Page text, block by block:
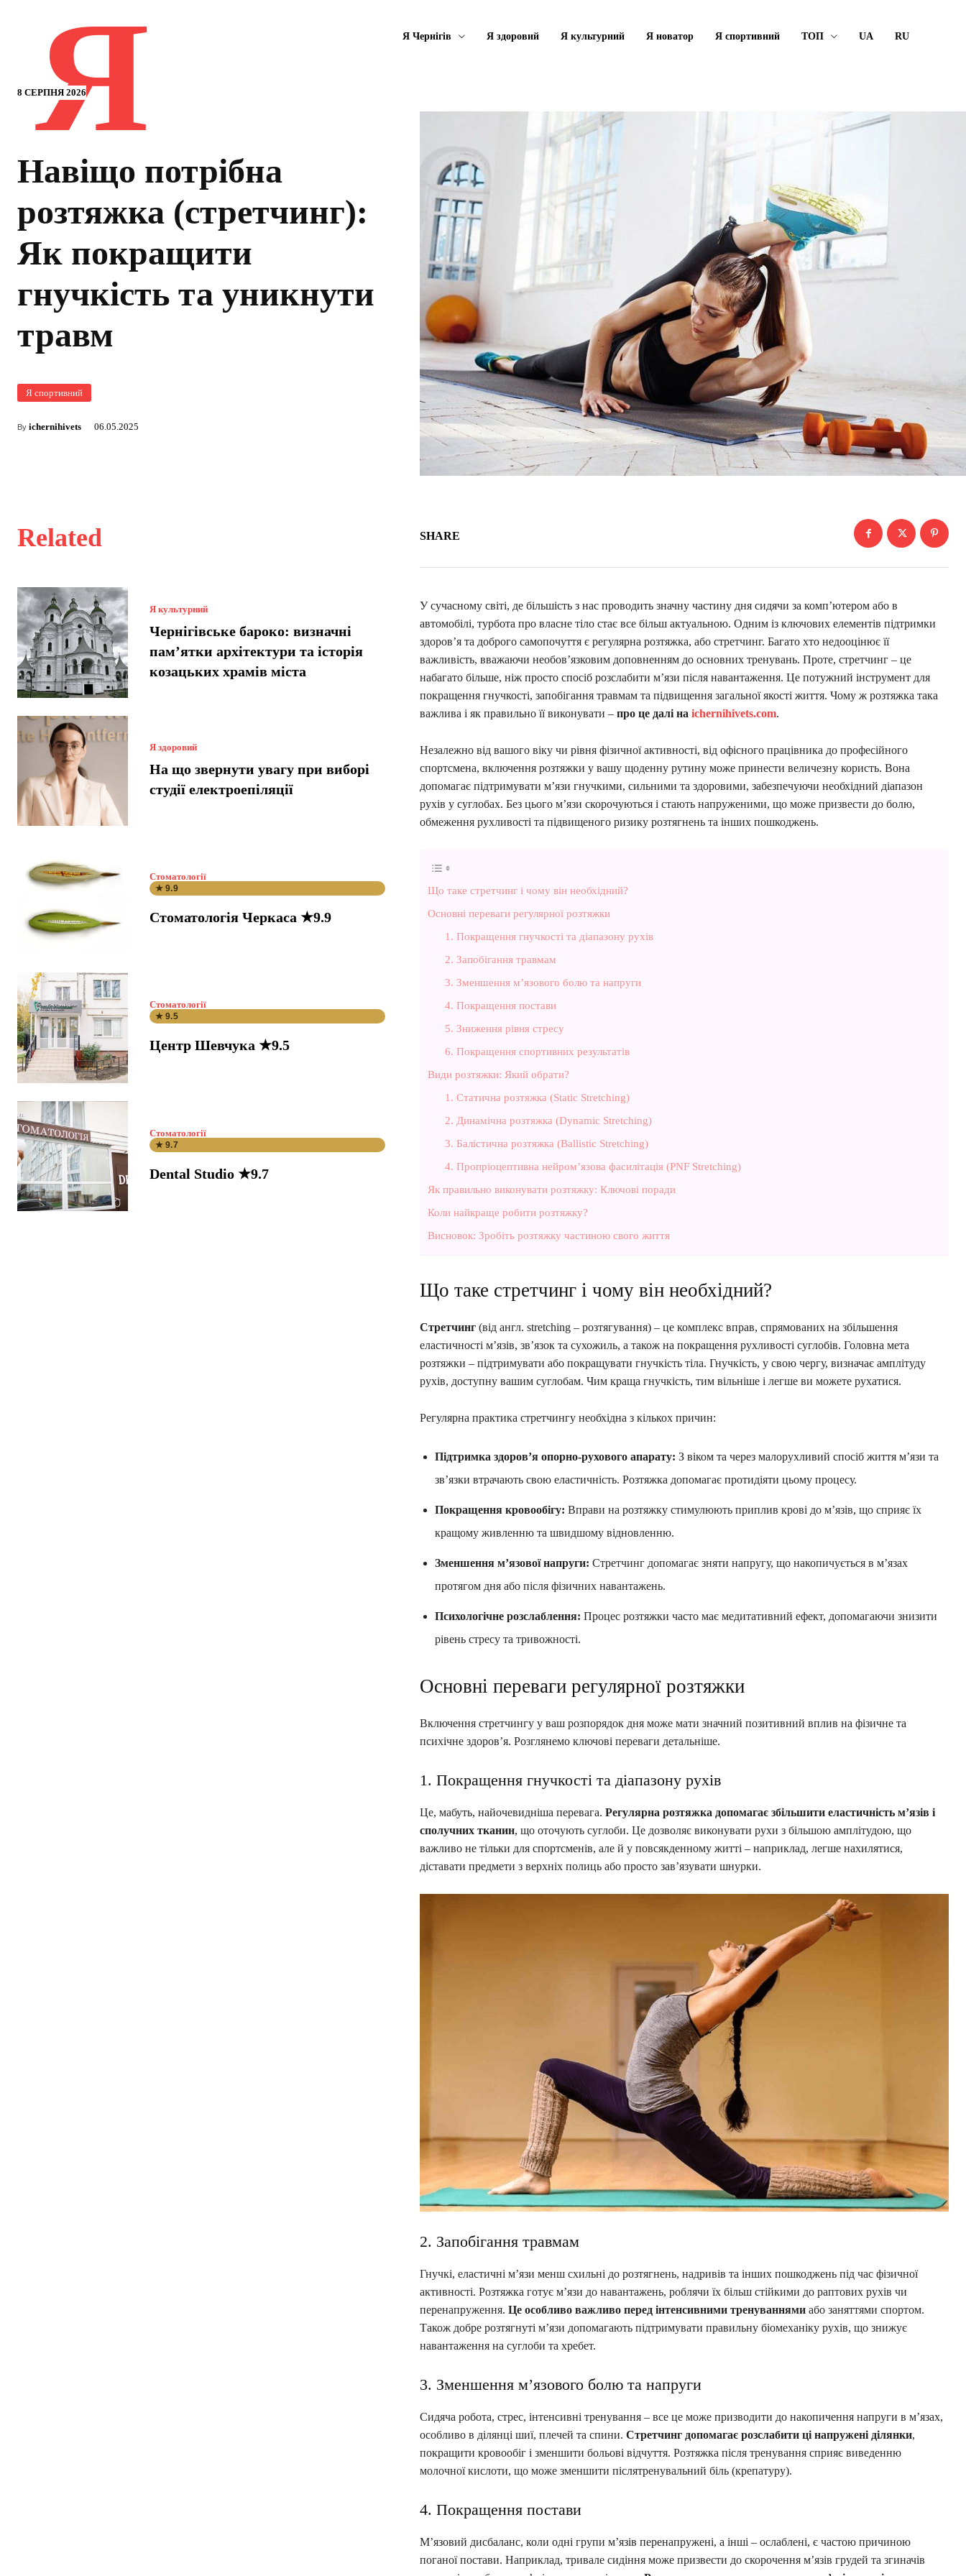
8 СЕРПНЯ 2026
Я Я Чернігів Я здоровий Я культурний Я новатор Я спортивний ТОП UA RU
Навіщо потрібна
розтяжка (стретчинг):
Як покращити
гнучкість та уникнути
травм
Я спортивний
By ichernihivets 06.05.2025
Related
Я культурний
Чернігівське бароко: визначні
пам’ятки архітектури та історія
козацьких храмів міста
Я здоровий
На що звернути увагу при виборі
студії електроепіляції
Стоматології
★ 9.9
Стоматологія Черкаса ★9.9
Стоматології
★ 9.5
Центр Шевчука ★9.5
Стоматології
★ 9.7
Dental Studio ★9.7
SHARE
У сучасному світі, де більшість з нас проводить значну частину дня сидячи за комп’ютером або в
автомобілі, турбота про власне тіло стає все більш актуальною. Одним із ключових елементів підтримки
здоров’я та доброго самопочуття є регулярна розтяжка, або стретчинг. Багато хто недооцінює її
важливість, вважаючи необов’язковим доповненням до основних тренувань. Проте, стретчинг – це
набагато більше, ніж просто спосіб розслабити м’язи після навантаження. Це потужний інструмент для
покращення гнучкості, запобігання травмам та підвищення загальної якості життя. Чому ж розтяжка така
важлива і як правильно її виконувати – про це далі на ichernihivets.com.
Незалежно від вашого віку чи рівня фізичної активності, від офісного працівника до професійного
спортсмена, включення розтяжки у вашу щоденну рутину може принести величезну користь. Вона
допомагає підтримувати м’язи гнучкими, сильними та здоровими, забезпечуючи необхідний діапазон
рухів у суглобах. Без цього м’язи скорочуються і стають напруженими, що може призвести до болю,
обмеження рухливості та підвищеного ризику розтягнень та інших пошкоджень.
Що таке стретчинг і чому він необхідний?
Основні переваги регулярної розтяжки
1. Покращення гнучкості та діапазону рухів
2. Запобігання травмам
3. Зменшення м’язового болю та напруги
4. Покращення постави
5. Зниження рівня стресу
6. Покращення спортивних результатів
Види розтяжки: Який обрати?
1. Статична розтяжка (Static Stretching)
2. Динамічна розтяжка (Dynamic Stretching)
3. Балістична розтяжка (Ballistic Stretching)
4. Пропріоцептивна нейром’язова фасилітація (PNF Stretching)
Як правильно виконувати розтяжку: Ключові поради
Коли найкраще робити розтяжку?
Висновок: Зробіть розтяжку частиною свого життя
Що таке стретчинг і чому він необхідний?
Стретчинг (від англ. stretching – розтягування) – це комплекс вправ, спрямованих на збільшення
еластичності м’язів, зв’язок та сухожиль, а також на покращення рухливості суглобів. Головна мета
розтяжки – підтримувати або покращувати гнучкість тіла. Гнучкість, у свою чергу, визначає амплітуду
рухів, доступну вашим суглобам. Чим краща гнучкість, тим вільніше і легше ви можете рухатися.
Регулярна практика стретчингу необхідна з кількох причин:
Підтримка здоров’я опорно-рухового апарату: З віком та через малорухливий спосіб життя м’язи та
зв’язки втрачають свою еластичність. Розтяжка допомагає протидіяти цьому процесу.
Покращення кровообігу: Вправи на розтяжку стимулюють приплив крові до м’язів, що сприяє їх
кращому живленню та швидшому відновленню.
Зменшення м’язової напруги: Стретчинг допомагає зняти напругу, що накопичується в м’язах
протягом дня або після фізичних навантажень.
Психологічне розслаблення: Процес розтяжки часто має медитативний ефект, допомагаючи знизити
рівень стресу та тривожності.
Основні переваги регулярної розтяжки
Включення стретчингу у ваш розпорядок дня може мати значний позитивний вплив на фізичне та
психічне здоров’я. Розглянемо ключові переваги детальніше.
1. Покращення гнучкості та діапазону рухів
Це, мабуть, найочевидніша перевага. Регулярна розтяжка допомагає збільшити еластичність м’язів і
сполучних тканин, що оточують суглоби. Це дозволяє виконувати рухи з більшою амплітудою, що
важливо не тільки для спортсменів, але й у повсякденному житті – наприклад, легше нахилятися,
діставати предмети з верхніх полиць або просто зав’язувати шнурки.
2. Запобігання травмам
Гнучкі, еластичні м’язи менш схильні до розтягнень, надривів та інших пошкоджень під час фізичної
активності. Розтяжка готує м’язи до навантажень, роблячи їх більш стійкими до раптових рухів чи
перенапруження. Це особливо важливо перед інтенсивними тренуваннями або заняттями спортом.
Також добре розтягнуті м’язи допомагають підтримувати правильну біомеханіку рухів, що знижує
навантаження на суглоби та хребет.
3. Зменшення м’язового болю та напруги
Сидяча робота, стрес, інтенсивні тренування – все це може призводити до накопичення напруги в м’язах,
особливо в ділянці шиї, плечей та спини. Стретчинг допомагає розслабити ці напружені ділянки,
покращити кровообіг і зменшити больові відчуття. Розтяжка після тренування сприяє виведенню
молочної кислоти, що може зменшити післятренувальний біль (крепатуру).
4. Покращення постави
М’язовий дисбаланс, коли одні групи м’язів перенапружені, а інші – ослаблені, є частою причиною
поганої постави. Наприклад, тривале сидіння може призвести до скорочення м’язів грудей та згиначів